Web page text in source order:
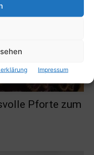
Impressum
Pforte zum